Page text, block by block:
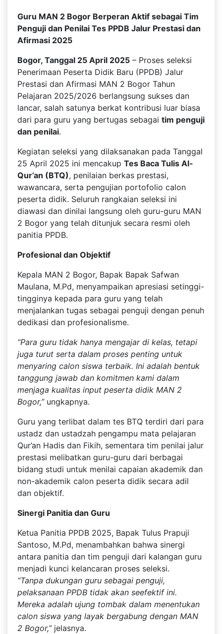
Guru MAN 2 Bogor Berperan Aktif sebagai Tim
Penguji dan Penilai Tes PPDB Jalur Prestasi dan
Afirmasi 2025
Bogor, Tanggal 25 April 2025 – Proses seleksi
Penerimaan Peserta Didik Baru (PPDB) Jalur
Prestasi dan Afirmasi MAN 2 Bogor Tahun
Pelajaran 2025/2026 berlangsung sukses dan
lancar, salah satunya berkat kontribusi luar biasa
dari para guru yang bertugas sebagai tim penguji
dan penilai.
Kegiatan seleksi yang dilaksanakan pada Tanggal
25 April 2025 ini mencakup Tes Baca Tulis Al-
Qur’an (BTQ), penilaian berkas prestasi,
wawancara, serta pengujian portofolio calon
peserta didik. Seluruh rangkaian seleksi ini
diawasi dan dinilai langsung oleh guru-guru MAN
2 Bogor yang telah ditunjuk secara resmi oleh
panitia PPDB.
Profesional dan Objektif
Kepala MAN 2 Bogor, Bapak Bapak Safwan
Maulana, M.Pd, menyampaikan apresiasi setinggi-
tingginya kepada para guru yang telah
menjalankan tugas sebagai penguji dengan penuh
dedikasi dan profesionalisme.
“Para guru tidak hanya mengajar di kelas, tetapi
juga turut serta dalam proses penting untuk
menyaring calon siswa terbaik. Ini adalah bentuk
tanggung jawab dan komitmen kami dalam
menjaga kualitas input peserta didik MAN 2
Bogor,”ungkapnya.
Guru yang terlibat dalam tes BTQ terdiri dari para
ustadz dan ustadzah pengampu mata pelajaran
Qur’an Hadis dan Fikih, sementara tim penilai jalur
prestasi melibatkan guru-guru dari berbagai
bidang studi untuk menilai capaian akademik dan
non-akademik calon peserta didik secara adil
dan objektif.
Sinergi Panitia dan Guru
Ketua Panitia PPDB 2025, Bapak Tulus Prapuji
Santoso, M.Pd, menambahkan bahwa sinergi
antara panitia dan tim penguji dari kalangan guru
menjadi kunci kelancaran proses seleksi.
“Tanpa dukungan guru sebagai penguji,
pelaksanaan PPDB tidak akan seefektif ini.
Mereka adalah ujung tombak dalam menentukan
calon siswa yang layak bergabung dengan MAN
2 Bogor,”jelasnya.